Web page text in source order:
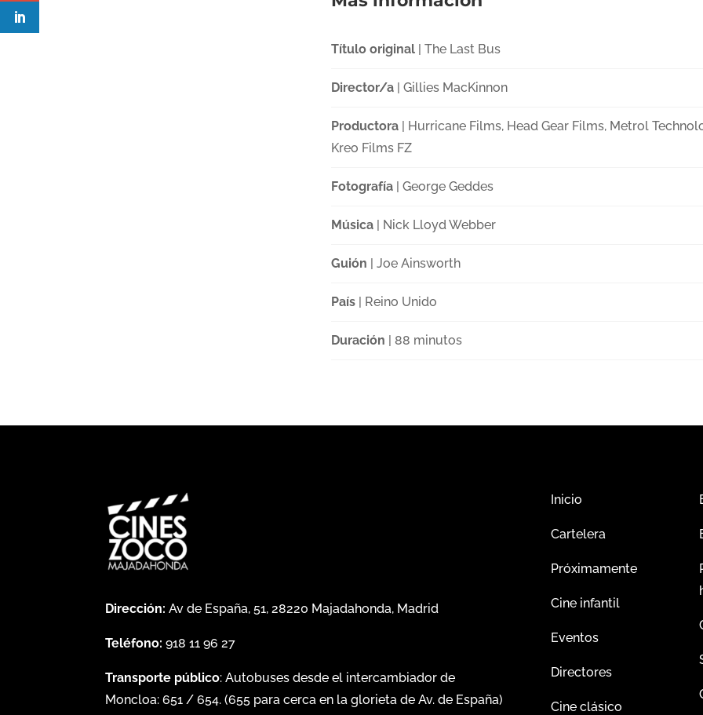
Título original| The Last Bus
Director/a| Gillies MacKinnon
Productora| Hurricane Films, Head Gear Films, Metrol
Kreo Films FZ
Fotografía| George Geddes
Música| Nick Lloyd Webber
Guión | Joe Ainsworth
País| Reino Unido
Duración | 88 minutos
Dirección: Av de España, 51, 28220 Majadahonda, Madrid
Teléfono: 918 11 96 27
Transporte público: Autobuses desde el intercambiador de
Moncloa:651 /654. (655 para cerca en la glorieta de Av. de España)
Inicio
Cartelera
Próximamente
Cine infantil
Eventos
Directores
Cine clásico